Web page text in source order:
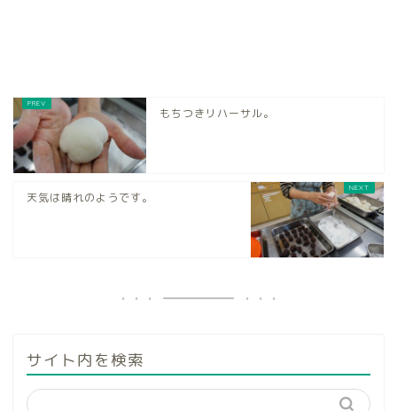
もちつきリハーサル。
天気は晴れのようです。
サイト内を検索